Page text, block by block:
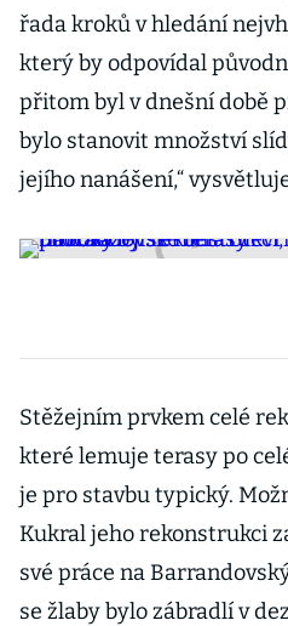
řada kroků v hledání
který by odpovídal
přitom byl v dnešní době
bylo stanovit množství
jejího nanášení,“
Stěžejním prvkem celé
které lemuje terasy po
je pro stavbu typický.
Kukral jeho rekonstrukci
své práce na
se žlaby bylo zábradlí v